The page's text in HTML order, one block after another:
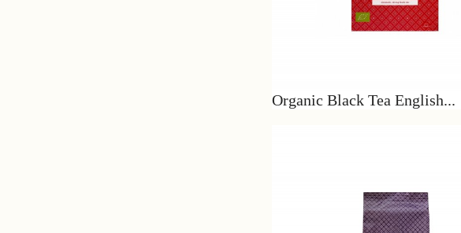
Organic Black Tea English...